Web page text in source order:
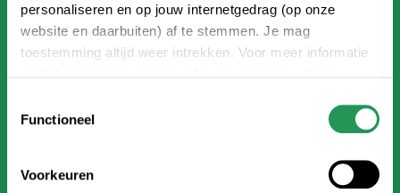
personaliseren en op jouw internetgedrag (op onze
website en daarbuiten) af te stemmen. Je mag
toestemming altijd weer intrekken. Voor meer informatie
Functioneel
Voorkeuren
Uitdaging en plezier voor iedereen.
klimmen en hoe hoog ze dus willen gaan.